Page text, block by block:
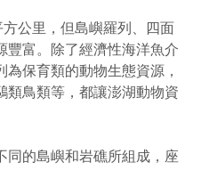
公里，但島嶼羅列、四面
豐富。除了經濟性海洋魚介
為保育類的動物生態資源，
類鳥類等，都讓澎湖動物資
同的島嶼和岩礁所組成，座